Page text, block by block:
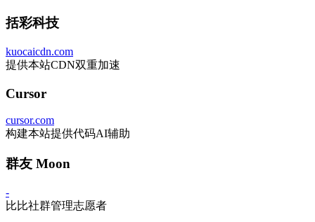
括彩科技
kuocaicdn.com
提供本站CDN双重加速
Cursor
cursor.com
构建本站提供代码AI辅助
群友 Moon
-
比比社群管理志愿者